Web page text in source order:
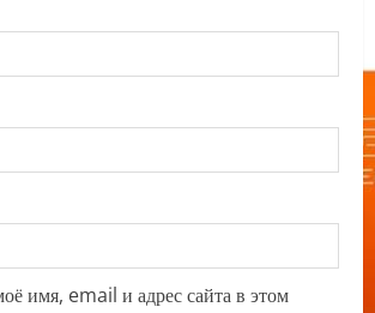
имя, email и адрес сайта в этом